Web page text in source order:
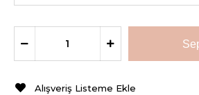
Alışveriş Listeme Ekle